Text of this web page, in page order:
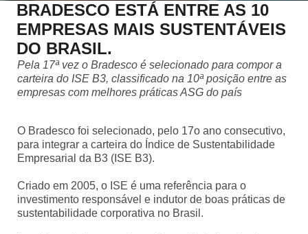
SEPARAMOS PARA VOCÊ
Antecipação
Imposto de
renda
Bradesco
Explica
de
Dívidas
BRADESCO ESTÁ ENTRE AS 10
EMPRESAS MAIS SUSTENTÁVEIS
DO BRASIL.
Pela 17ª vez o Bradesco é selecionado para compor a
carteira do ISE B3, classificado na 10ª posição entre as
empresas com melhores práticas ASG do país
O Bradesco foi selecionado, pelo 17o ano consecutivo,
para integrar a carteira do Índice de Sustentabilidade
Empresarial da B3 (ISE B3).
Criado em 2005, o ISE é uma referência para o
investimento responsável e indutor de boas práticas de
sustentabilidade corporativa no Brasil.